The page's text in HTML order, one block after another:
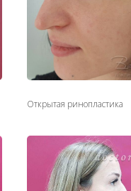
Открытая ринопластика